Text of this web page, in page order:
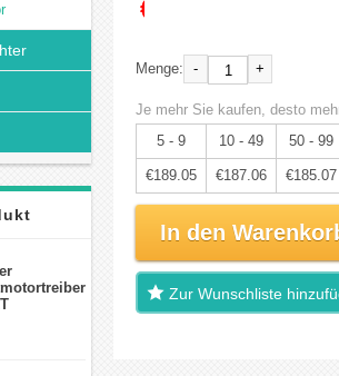
€199.00
Menge: - +
Je mehr Sie kaufen, desto
5 - 9
10 - 49 50 - 99
€189.05 €187.06 €185.07
In den
Zur Wunschliste